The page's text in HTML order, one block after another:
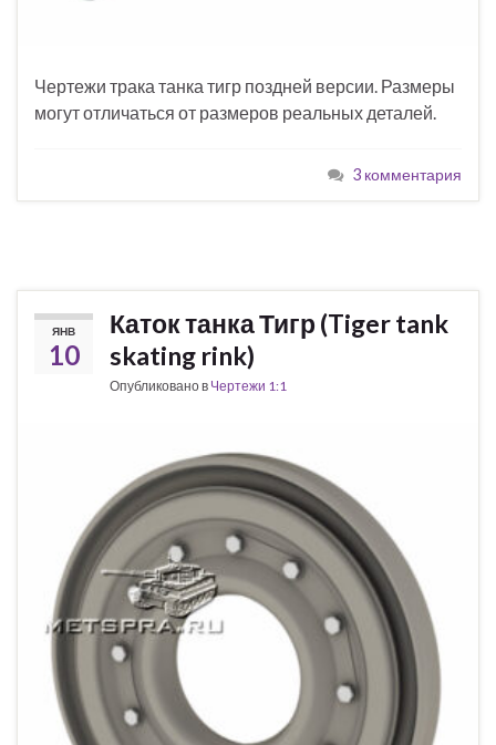
Чертежи трака танка тигр поздней версии. Размеры
могут отличаться от размеров реальных деталей.
3 комментария
ЯНВ
10
Каток танка Тигр (Tiger tank
skating rink)
Опубликовано в Чертежи 1:1